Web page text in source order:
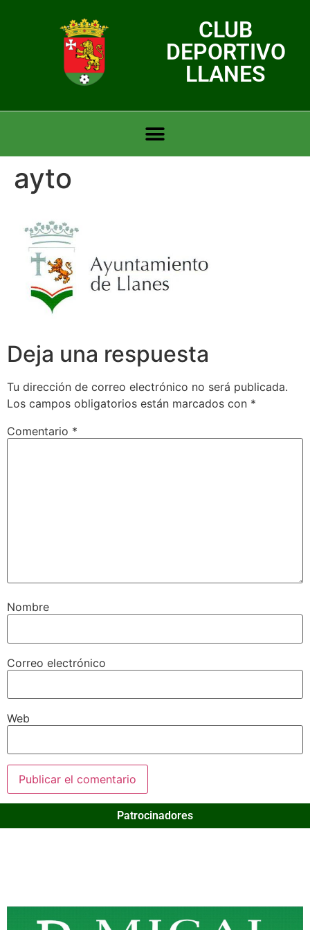
CLUB
DEPORTIVO
LLANES
ayto
Deja una respuesta
Tu dirección de correo electrónico no será publicada.
Los campos obligatorios están marcados con *
Comentario *
Nombre
Correo electrónico
Web
Patrocinadores